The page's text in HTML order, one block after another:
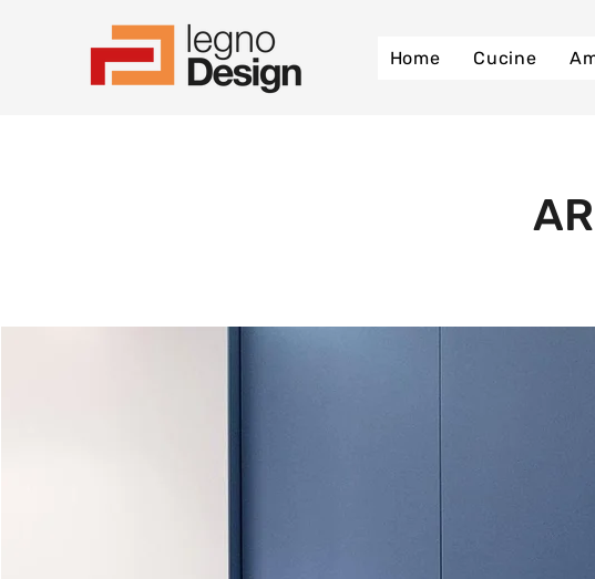
Home Cucine